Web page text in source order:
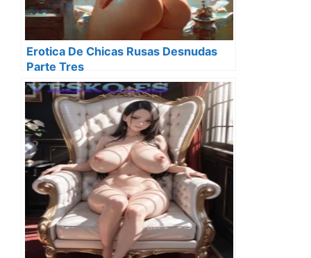
Erotica De Chicas Rusas Desnudas
Parte Tres